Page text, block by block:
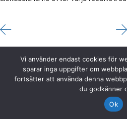
Vi använder endast cookies för
sparar inga uppgifter om
fortsätter att använda denna
du godkänner
Ok